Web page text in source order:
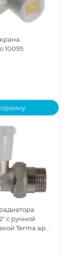
10095
с ручной
Terma арт.